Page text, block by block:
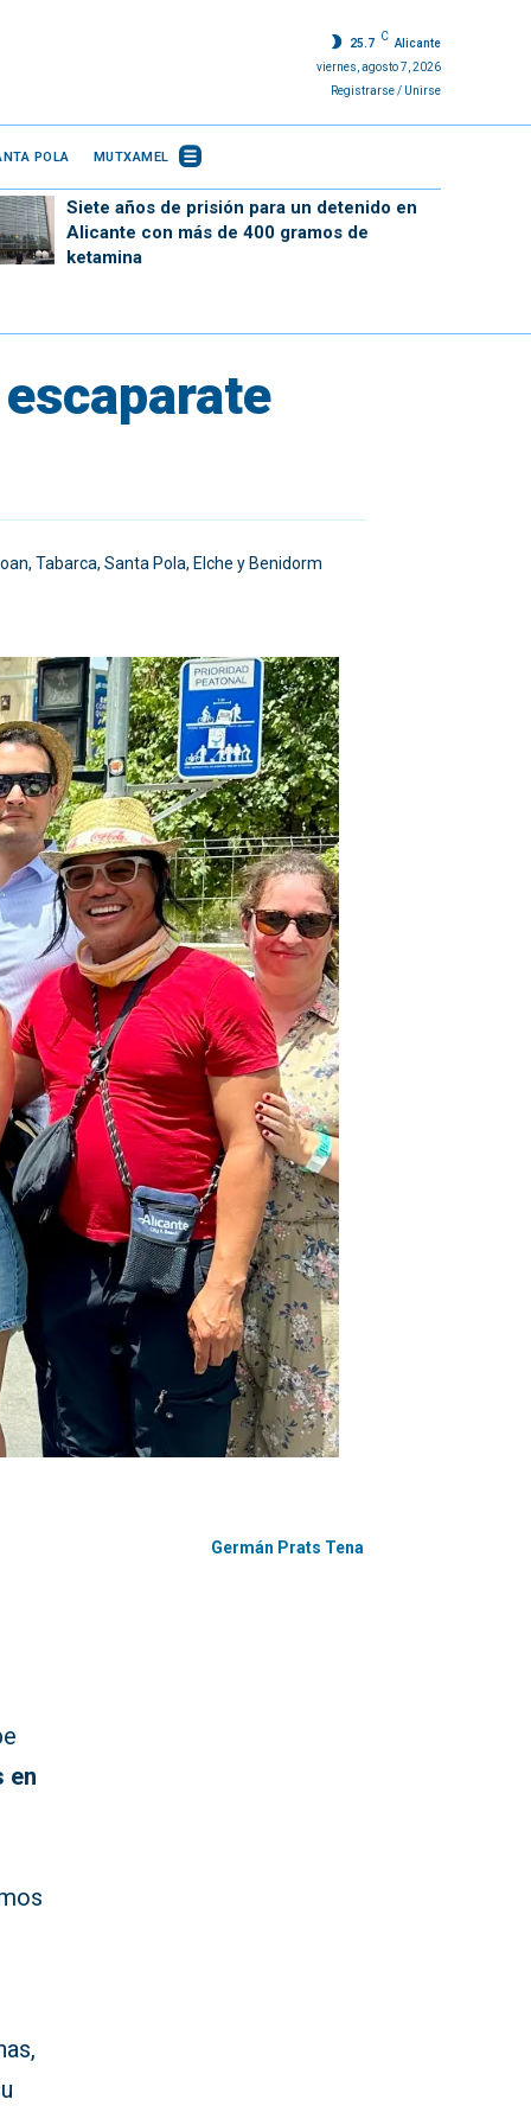
25.7
C
Alicante
viernes, agosto 7, 2026
Registrarse / Unirse
POLA MUTXAMEL
Siete años de prisión para un detenido en
Alicante con más de 400 gramos de
ketamina
Tabarca, Santa Pola, Elche y Benidorm
Germán Prats Tena
en